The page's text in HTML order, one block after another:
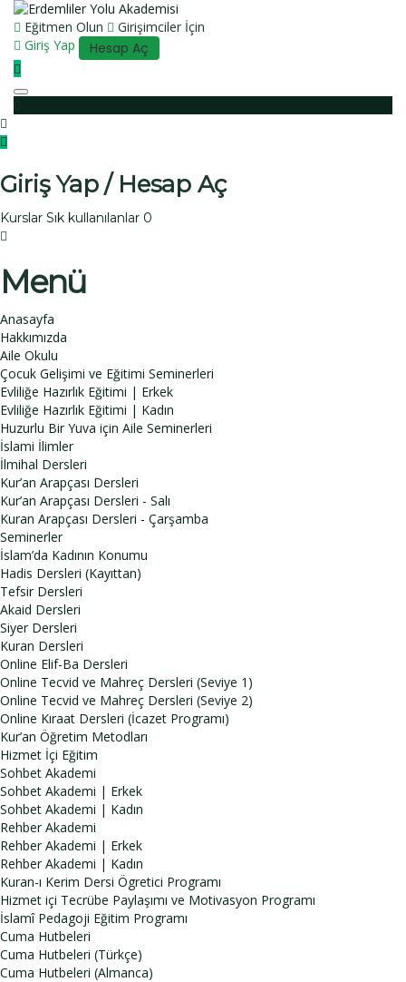
Eğitmen Olun
Girişimciler İçin
Giriş Yap
Hesap Aç
Toggle navigation
Giriş Yap / Hesap Aç
Kurslar Sık kullanılanlar 0
Menü
Anasayfa
Hakkımızda
Aile Okulu
Çocuk Gelişimi ve Eğitimi Seminerleri
Evliliğe Hazırlık Eğitimi | Erkek
Evliliğe Hazırlık Eğitimi | Kadın
Huzurlu Bir Yuva için Aile Seminerleri
İslami İlimler
İlmihal Dersleri
Kur’an Arapçası Dersleri
Kur’an Arapçası Dersleri - Salı
Kuran Arapçası Dersleri - Çarşamba
Seminerler
İslam’da Kadının Konumu
Hadis Dersleri (Kayıttan)
Tefsir Dersleri
Akaid Dersleri
Siyer Dersleri
Kuran Dersleri
Online Elif-Ba Dersleri
Online Tecvid ve Mahreç Dersleri (Seviye 1)
Online Tecvid ve Mahreç Dersleri (Seviye 2)
Online Kıraat Dersleri (İcazet Programı)
Kur’an Öğretim Metodları
Hizmet İçi Eğitim
Sohbet Akademi
Sohbet Akademi | Erkek
Sohbet Akademi | Kadın
Rehber Akademi
Rehber Akademi | Erkek
Rehber Akademi | Kadın
Kuran-ı Kerim Dersi Ögretici Programı
Hizmet içi Tecrübe Paylaşımı ve Motivasyon Programı
İslamî Pedagoji Eğitim Programı
Cuma Hutbeleri
Cuma Hutbeleri (Türkçe)
Cuma Hutbeleri (Almanca)